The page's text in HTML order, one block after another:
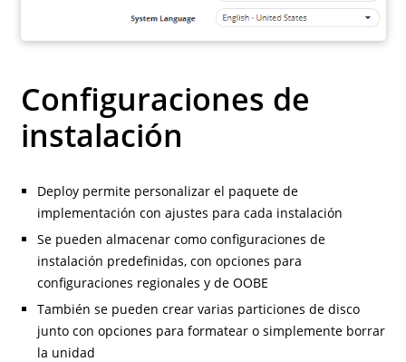
Configuraciones de
instalación
Deploy permite personalizar el paquete de
implementación con ajustes para cada instalación
Se pueden almacenar como configuraciones de
instalación predefinidas, con opciones para
configuraciones regionales y de OOBE
También se pueden crear varias particiones de disco
junto con opciones para formatear o simplemente borrar
la unidad